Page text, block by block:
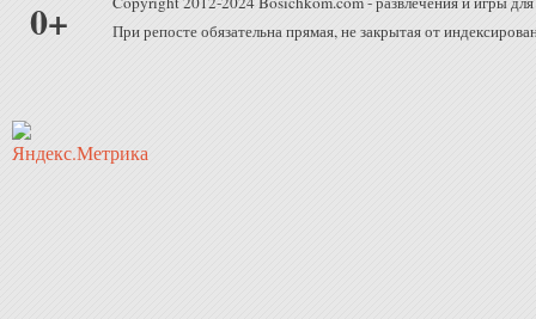
0+
При репосте обязательна прямая, не закрытая от